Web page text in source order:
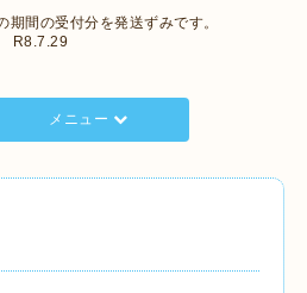
期間の受付分を発送ずみです。
R8.7.29
メニュー